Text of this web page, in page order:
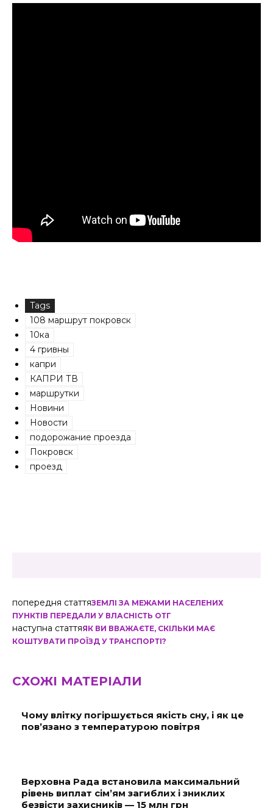
Tags
108 маршрут покровск
10ка
4 гривны
капри
КАПРИ ТВ
маршрутки
Новини
Новости
подорожание проезда
Покровск
проезд
попередня статтяЗЕМЛІ ЗА МЕЖАМИ НАСЕЛЕНИХ
ПУНКТІВ ПЕРЕДАЛИ У ВЛАСНІСТЬ ОТГ
наступна статтяЯК ВИ ВВАЖАЄТЕ, СКІЛЬКИ МАЄ
КОШТУВАТИ ПРОЇЗД У ТРАНСПОРТІ?
СХОЖІ МАТЕРІАЛИ
Чому влітку погіршується якість сну, і як це
пов’язано з температурою повітря
Верховна Рада встановила максимальний
рівень виплат сім’ям загиблих і зниклих
безвісти захисників — 15 млн грн